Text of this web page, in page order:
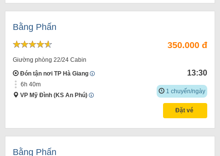
Bằng Phấn
Giường phòng 22/24 Cabin
Đón tận nơi TP Hà Giang
6h 40m
VP Mỹ Đình (KS An Phú)
350.000 đ
13:30
1 chuyến/ngày
Đặt vé
Bằng Phấn